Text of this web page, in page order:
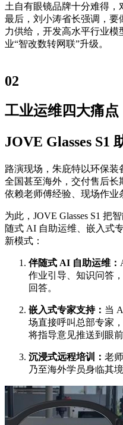
土自有眼镜品牌十分难得，
最后，刘小涛省长强调，
力供给，开发高水平行业模
业“智改数转网联”升级。
02
工业运维四大痛点
JOVE Glasses S1
路演现场，朱庇特以环保
全国甚至海外，交付售后
依赖老师傅经验、现场作业
为此，JOVE Glasses S1 把
随式 AI 自助运维、嵌入式
新模式：
伴随式 AI 自助运维：
作业引导、知识问答
回答。
嵌入式专家支持： 当
场直接呼叫总部专家
将指导意见推送到眼前
沉浸式远程培训： 老
乃至海外学员身临其